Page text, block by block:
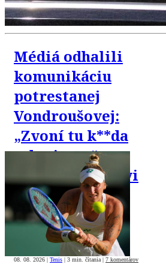
Médiá odhalili
komunikáciu
potrestanej
Vondroušovej:
„Zvoní tu k**da
z dopingu,“
písala priateľovi
08. 08. 2026 | Tenis | 3 min. čítania | 7 komentárov